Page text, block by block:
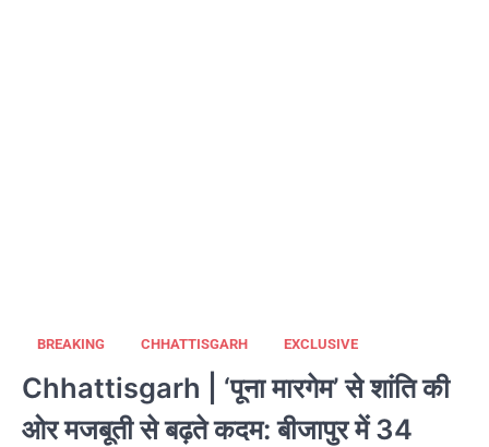
BREAKING CHHATTISGARH EXCLUSIVE
Chhattisgarh | ‘पूना मारगेम’ से शांति की
ओर मजबूती से बढ़ते कदम: बीजापुर में 34